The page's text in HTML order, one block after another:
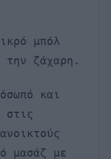
μπόλ
την ζάχαρη.
και
στις
μασάζ με